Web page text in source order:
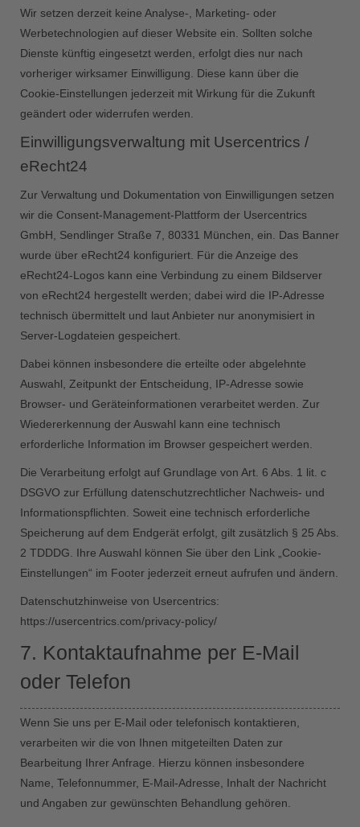
Wir setzen derzeit keine Analyse-, Marketing- oder
Werbetechnologien auf dieser Website ein. Sollten solche
Dienste künftig eingesetzt werden, erfolgt dies nur nach
vorheriger wirksamer Einwilligung. Diese kann über die
Cookie-Einstellungen jederzeit mit Wirkung für die Zukunft
geändert oder widerrufen werden.
Einwilligungsverwaltung mit Usercentrics /
eRecht24
Zur Verwaltung und Dokumentation von Einwilligungen setzen
wir die Consent-Management-Plattform der Usercentrics
GmbH, Sendlinger Straße 7, 80331 München, ein. Das Banner
wurde über eRecht24 konfiguriert. Für die Anzeige des
eRecht24-Logos kann eine Verbindung zu einem Bildserver
von eRecht24 hergestellt werden; dabei wird die IP-Adresse
technisch übermittelt und laut Anbieter nur anonymisiert in
Server-Logdateien gespeichert.
Dabei können insbesondere die erteilte oder abgelehnte
Auswahl, Zeitpunkt der Entscheidung, IP-Adresse sowie
Browser- und Geräteinformationen verarbeitet werden. Zur
Wiedererkennung der Auswahl kann eine technisch
erforderliche Information im Browser gespeichert werden.
Die Verarbeitung erfolgt auf Grundlage von Art. 6 Abs. 1 lit. c
DSGVO zur Erfüllung datenschutzrechtlicher Nachweis- und
Informationspflichten. Soweit eine technisch erforderliche
Speicherung auf dem Endgerät erfolgt, gilt zusätzlich § 25 Abs.
2 TDDDG. Ihre Auswahl können Sie über den Link „Cookie-
Einstellungen“ im Footer jederzeit erneut aufrufen und ändern.
Datenschutzhinweise von Usercentrics:
https://usercentrics.com/privacy-policy/
7. Kontaktaufnahme per E-Mail
oder Telefon
Wenn Sie uns per E-Mail oder telefonisch kontaktieren,
verarbeiten wir die von Ihnen mitgeteilten Daten zur
Bearbeitung Ihrer Anfrage. Hierzu können insbesondere
Name, Telefonnummer, E-Mail-Adresse, Inhalt der Nachricht
und Angaben zur gewünschten Behandlung gehören.